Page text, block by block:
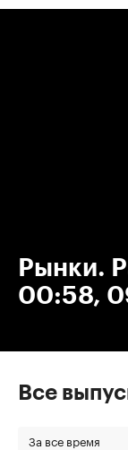
Рынки.
00:58,
Все
За все время